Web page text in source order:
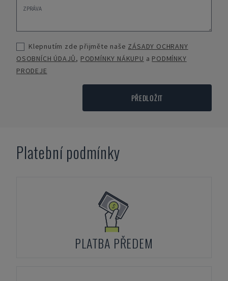
Klepnutím zde přijměte naše ZÁSADY OCHRANY
OSOBNÍCH ÚDAJŮ, PODMÍNKY NÁKUPU a PODMÍNKY
PRODEJE
PŘEDLOŽIT
Platební podmínky
PLATBA PŘEDEM